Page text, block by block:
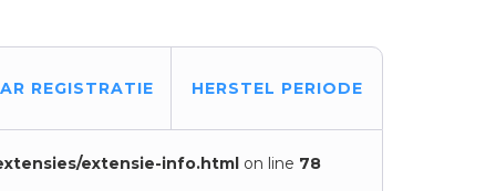
REGISTRATIE HERSTEL PERIODE
extensie-info.htmlon line 78